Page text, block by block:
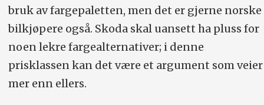
bruk av fargepaletten, men det er gjerne norske
bilkjøpere også. Skoda skal uansett ha pluss for
noen lekre fargealternativer; i denne
prisklassen kan det være et argument som veier
mer enn ellers.